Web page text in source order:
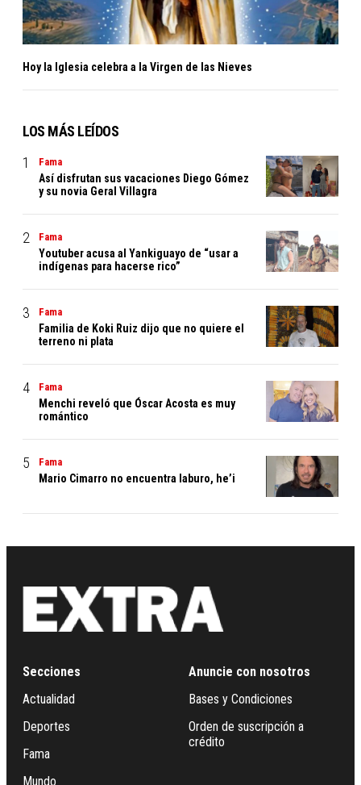
Hoy la Iglesia celebra a la Virgen de las Nieves
LOS MÁS LEÍDOS
Fama
Así disfrutan sus vacaciones Diego Gómez
y su novia Geral Villagra
Fama
Youtuber acusa al Yankiguayo de “usar a
indígenas para hacerse rico”
Fama
Familia de Koki Ruiz dijo que no quiere el
terreno ni plata
Fama
Menchi reveló que Óscar Acosta es muy
romántico
Fama
Mario Cimarro no encuentra laburo, he’i
Secciones
Actualidad
Deportes
Fama
Mundo
Anuncie con nosotros
Bases y Condiciones
Orden de suscripción a
crédito